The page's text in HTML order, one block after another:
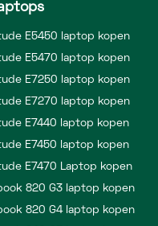
E5450 laptop kopen
E5470 laptop kopen
E7250 laptop kopen
E7270 laptop kopen
E7440 laptop kopen
E7450 laptop kopen
E7470 Laptop kopen
820 G3 laptop kopen
820 G4 laptop kopen